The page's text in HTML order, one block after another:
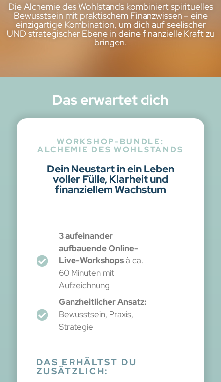
Die Alchemie des Wohlstands kombiniert spirituelles
Bewusstsein mit praktischem Finanzwissen – eine
einzigartige Kombination, um dich auf seelischer
UND strategischer Ebene in deine finanzielle Kraft zu
bringen.
Das erwartet dich
WORKSHOP-BUNDLE:
ALCHEMIE DES WOHLSTANDS
Dein Neustart in ein Leben
voller Fülle, Klarheit und
finanziellem Wachstum
3aufeinander
aufbauendeOnline-
Live-Workshopsà ca.
60 Minuten mit
Aufzeichnung
Ganzheitlicher Ansatz:
Bewusstsein, Praxis,
Strategie
DAS ERHÄLTST DU
ZUSÄTZLICH: